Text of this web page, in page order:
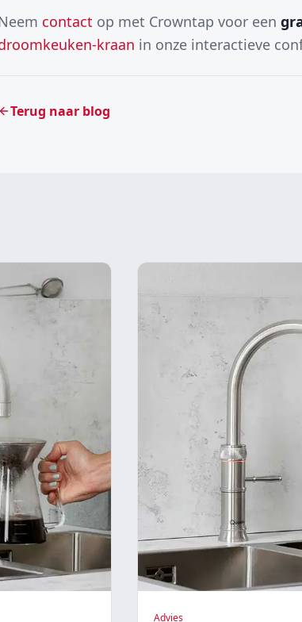
contact op met Crowntap voor een
kraan in onze interactieve
Terug naar blog
Advies